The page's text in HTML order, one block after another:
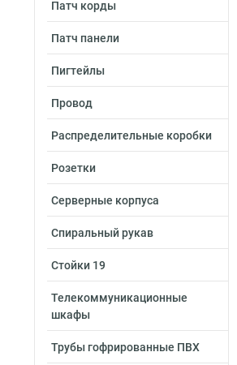
Патч корды
Патч панели
Пигтейлы
Провод
Распределительные коробки
Розетки
Серверные корпуса
Спиральный рукав
Стойки 19
Телекоммуникационные
шкафы
Трубы гофрированные ПВХ